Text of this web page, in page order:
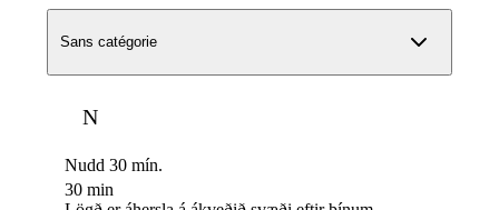
Sans catégorie
N
Nudd 30 mín.
30 min